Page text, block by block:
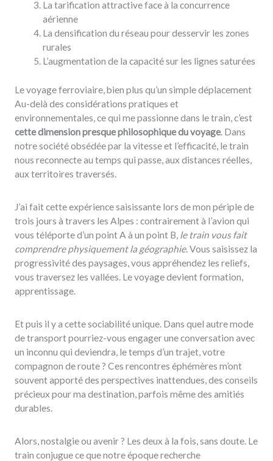
La tarification attractive face à la concurrence
aérienne
La densification du réseau pour desservir les zones
rurales
L’augmentation de la capacité sur les lignes saturées
Le voyage ferroviaire, bien plus qu’un simple déplacement
Au-delà des considérations pratiques et
environnementales, ce qui me passionne dans le train, c’est
cette dimension presque philosophique du voyage. Dans
notre société obsédée par la vitesse et l’efficacité, le train
nous reconnecte au temps qui passe, aux distances réelles,
aux territoires traversés.
J’ai fait cette expérience saisissante lors de mon périple de
trois jours à travers les Alpes : contrairement à l’avion qui
vous téléporte d’un point A à un point B, le train vous fait
comprendre physiquement la géographie. Vous saisissez la
progressivité des paysages, vous appréhendez les reliefs,
vous traversez les vallées. Le voyage devient formation,
apprentissage.
Et puis il y a cette sociabilité unique. Dans quel autre mode
de transport pourriez-vous engager une conversation avec
un inconnu qui deviendra, le temps d’un trajet, votre
compagnon de route ? Ces rencontres éphémères m’ont
souvent apporté des perspectives inattendues, des conseils
précieux pour ma destination, parfois même des amitiés
durables.
Alors, nostalgie ou avenir ? Les deux à la fois, sans doute. Le
train conjugue ce que notre époque recherche